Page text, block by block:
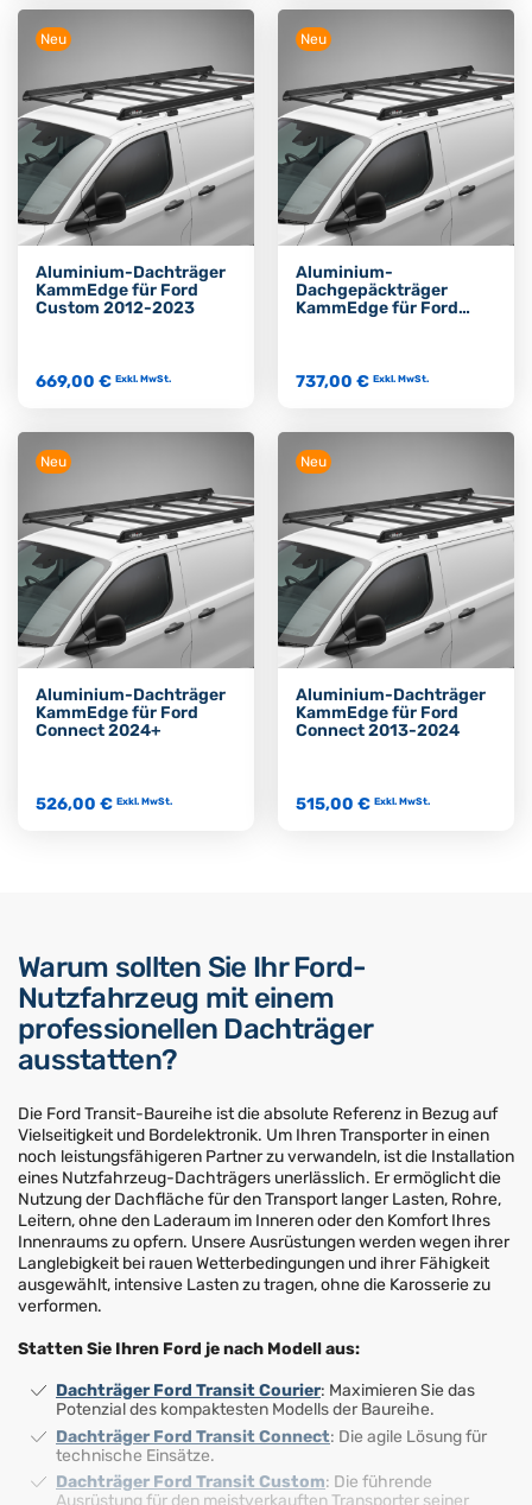
Neu
Aluminium-Dachträger
KammEdge für Ford
Custom 2012-2023
669,00 € Exkl. MwSt.
Neu
Aluminium-
Dachgepäckträger
KammEdge für Ford
737,00 € Exkl. MwSt.
Neu
Aluminium-Dachträger
KammEdge für Ford
Connect 2024+
526,00 € Exkl. MwSt.
Neu
Aluminium-Dachträger
KammEdge für Ford
Connect 2013-2024
515,00 € Exkl. MwSt.
Warum sollten Sie Ihr Ford-
Nutzfahrzeug mit einem
professionellen Dachträger
ausstatten?
Die Ford Transit-Baureihe ist die absolute Referenz in Bezug auf
Vielseitigkeit und Bordelektronik. Um Ihren Transporter in einen
noch leistungsfähigeren Partner zu verwandeln, ist die Installation
eines Nutzfahrzeug-Dachträgers unerlässlich. Er ermöglicht die
Nutzung der Dachfläche für den Transport langer Lasten, Rohre,
Leitern, ohne den Laderaum im Inneren oder den Komfort Ihres
Innenraums zu opfern. Unsere Ausrüstungen werden wegen ihrer
Langlebigkeit bei rauen Wetterbedingungen und ihrer Fähigkeit
ausgewählt, intensive Lasten zu tragen, ohne die Karosserie zu
verformen.
Statten Sie Ihren Ford je nach Modell aus:
Dachträger Ford Transit Courier: Maximieren Sie das
Potenzial des kompaktesten Modells der Baureihe.
Dachträger Ford Transit Connect: Die agile Lösung für
technische Einsätze.
Dachträger Ford Transit Custom: Die führende
Ausrüstung für den meistverkauften Transporter seiner